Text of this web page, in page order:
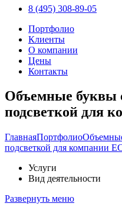
8 (495) 308-89-05
Портфолио
Клиенты
О компании
Цены
Контакты
Объемные буквы
подсветкой для
ГлавнаяПортфолио
подсветкой для компании
Услуги
Вид деятельности
Развернуть меню